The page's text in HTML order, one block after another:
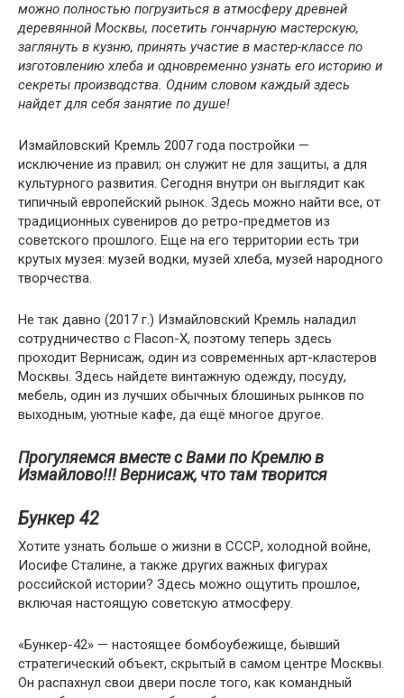
можно полностью погрузиться в атмосферу древней
деревянной Москвы, посетить гончарную мастерскую,
заглянуть в кузню, принять участие в мастер-классе по
изготовлению хлеба и одновременно узнать его историю и
секреты производства. Одним словом каждый здесь
найдет для себя занятие по душе!
Измайловский Кремль 2007 года постройки —
исключение из правил; он служит не для защиты, а для
культурного развития. Сегодня внутри он выглядит как
типичный европейский рынок. Здесь можно найти все, от
традиционных сувениров до ретро-предметов из
советского прошлого. Еще на его территории есть три
крутых музея: музей водки, музей хлеба, музей народного
творчества.
Не так давно (2017 г.) Измайловский Кремль наладил
сотрудничество с Flacon-X, поэтому теперь здесь
проходит Вернисаж, один из современных арт-кластеров
Москвы. Здесь найдете винтажную одежду, посуду,
мебель, один из лучших обычных блошиных рынков по
выходным, уютные кафе, да ещё многое другое.
Прогуляемся вместе с Вами по Кремлю в
Измайлово!!! Вернисаж, что там творится
Бункер 42
Хотите узнать больше о жизни в СССР, холодной войне,
Иосифе Сталине, а также других важных фигурах
российской истории? Здесь можно ощутить прошлое,
включая настоящую советскую атмосферу.
«Бункер-42» — настоящее бомбоубежище, бывший
стратегический объект, скрытый в самом центре Москвы.
Он распахнул свои двери после того, как командный